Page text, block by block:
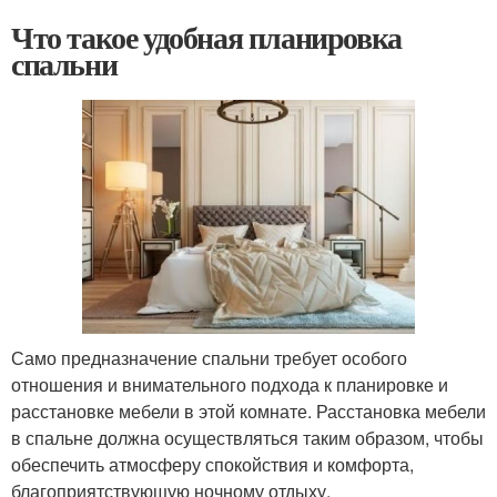
Что такое удобная планировка
спальни
Само предназначение спальни требует особого
отношения и внимательного подхода к планировке и
расстановке мебели в этой комнате. Расстановка мебели
в спальне должна осуществляться таким образом, чтобы
обеспечить атмосферу спокойствия и комфорта,
благоприятствующую ночному отдыху.